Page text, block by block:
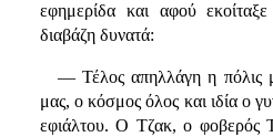
εφημερίδα και αφού
διαβάζη δυνατά:
— Τέλος απηλλάγη η πόλις
μας, ο κόσμος όλος και ιδία ο
εφιάλτου. Ο Τζακ, ο φοβερός